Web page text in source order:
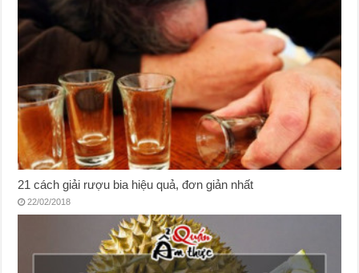
21 cách giải rượu bia hiệu quả, đơn giản nhất
22/02/2018